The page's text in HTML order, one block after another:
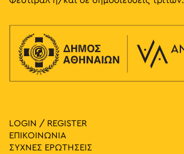
LOGIN / REGISTER
ΕΠΙΚΟΙΝΩΝΙΑ
ΣΥΧΝΕΣ ΕΡΩΤΗΣΕΙΣ